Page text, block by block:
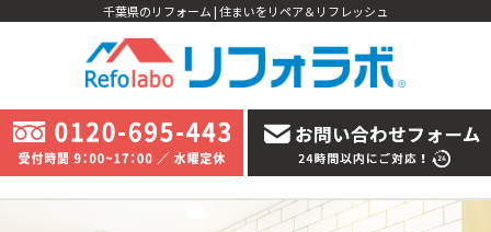
千葉県のリフォーム | 住まいをリペア＆リフレッシュ